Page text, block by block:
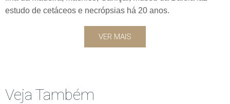
estudo de cetáceos e necrópsias há 20 anos.
VER MAIS
Veja Também